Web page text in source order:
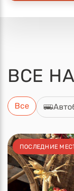
ВСЕ
Все
ПОСЛЕДНИЕ